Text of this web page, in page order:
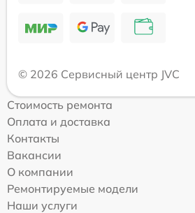
© 2026 Сервисный центр JVC
Стоимость ремонта
Оплата и доставка
Контакты
Вакансии
О компании
Ремонтируемые модели
Наши услуги